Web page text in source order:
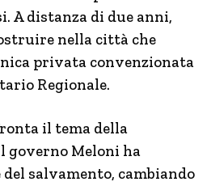
A distanza di due anni,
nella città che
privata convenzionata
Regionale.
il tema della
governo Meloni ha
salvamento, cambiando